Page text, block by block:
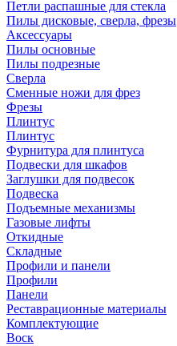
Петли распашные для стекла
Пилы дисковые, сверла, фрезы
Аксессуары
Пилы основные
Пилы подрезные
Сверла
Сменные ножи для фрез
Фрезы
Плинтус
Плинтус
Фурнитура для плинтуса
Подвески для шкафов
Заглушки для подвесок
Подвеска
Подъемные механизмы
Газовые лифты
Откидные
Складные
Профили и панели
Профили
Панели
Реставрационные материалы
Комплектующие
Воск